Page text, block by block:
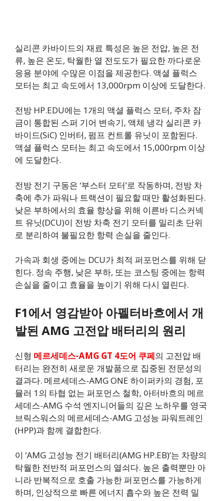
실리콘 카바이드의 재료 특성은 높은 전압, 높은 전
류, 높은 온도, 탁월한 열 전도도가 필요한 까다로운
응용 분야에 수많은 이점을 제공한다. 액셜 플럭스
모터는 최고 속도에서 13,000rpm 이상에 도달한다.
전방 HP.EDU에는 1개의 액셜 플럭스 모터, 주차 잠
금이 통합된 스퍼 기어 변속기, 액체 냉각 실리콘 카
바이드(SiC) 인버터, 펌프 컨트롤 유닛이 포함된다.
액셜 플럭스 모터는 최고 속도에서 15,000rpm 이상
에 도달한다.
전방 전기 구동은 ‘부스터 모터’로 작동하며, 전방 차
축에 추가 파워나 트랙션이 필요할 때만 활성화된다.
낮은 부하에서의 효율 향상을 위해 이른바 디스커넥
트 유닛(DCU)이 전방 차축 전기 모터를 밀리초 단위
로 분리하여 불필요한 항력 손실을 줄인다.
가속과 회생 중에는 DCU가 최적 퍼포먼스를 위해 닫
힌다. 정속 주행, 낮은 부하, 또는 코스팅 중에는 항력
손실을 줄이고 효율을 높이기 위해 다시 열린다.
F1에서 영감받아 아펠터바흐에서 개
발된 AMG 고전압 배터리의 원리
신형 메르세데스-AMG GT 4도어 쿠페의 고전압 배
터리는 완전히 새로운 개발품으로 집중된 전문성의
결과다. 메르세데스-AMG ONE 하이퍼카의 경험, 포
뮬러 1의 타협 없는 퍼포먼스 철학, 아터바흐의 메르
세데스-AMG 수석 엔지니어들의 깊은 노하우를 영국
브릭스워스의 메르세데스-AMG 고성능 파워트레인
(HPP)과 함께 결합한다.
이 ‘AMG 고성능 전기 배터리(AMG HP.EB)’는 차량의
탁월한 전반적 퍼포먼스의 열쇠다. 높은 출력뿐만 아
니라 반복적으로 호출 가능한 퍼포먼스를 가능하게
하며, 인상적으로 빠른 에너지 흡수와 높은 전력 밀